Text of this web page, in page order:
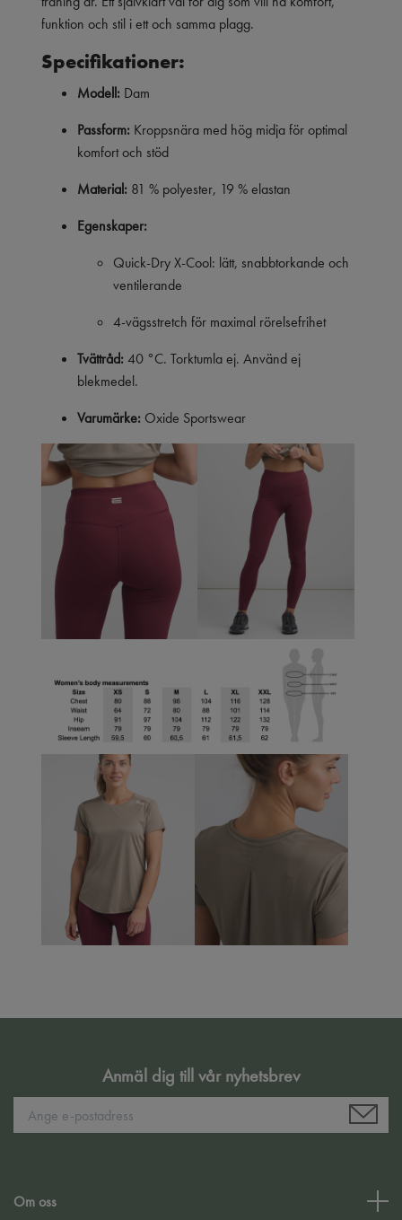
funktion och stil i ett och samma plagg.
Specifikationer:
Modell: Dam
Passform: Kroppsnära med hög midja för optimal
komfort och stöd
Material: 81 % polyester, 19 % elastan
Egenskaper:
Quick-Dry X-Cool: lätt, snabbtorkande och
ventilerande
4-vägsstretch för maximal rörelsefrihet
Tvättråd:40 °C. Torktumla ej. Använd ej
blekmedel.
Varumärke: Oxide Sportswear
Anmäl dig till vår nyhetsbrev
Om oss